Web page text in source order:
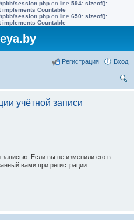
session.php on line 594: sizeof():
Countable
session.php on line 650: sizeof():
Countable
Вход
Регистрация
учётной записи
Если вы не изменили его в
вами при регистрации.